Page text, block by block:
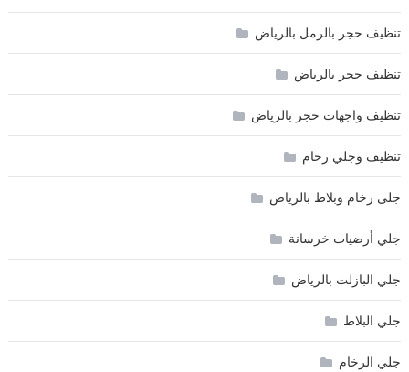
تنظيف حجر بالرمل بالرياض
تنظيف حجر بالرياض
تنظيف واجهات حجر بالرياض
تنظيف وجلي رخام
جلى رخام وبلاط بالرياض
جلي أرضيات خرسانة
جلي البازلت بالرياض
جلي البلاط
جلي الرخام